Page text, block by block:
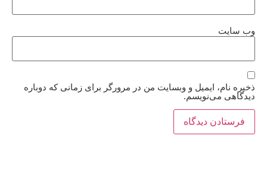
وب‌ سایت
ذخیره نام، ایمیل و وبسایت من در مرورگر برای زمانی که دوباره
دیدگاهی می‌نویسم.